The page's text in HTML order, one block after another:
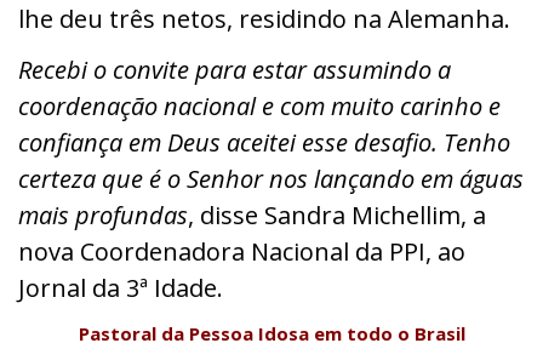
lhe deu três netos, residindo na Alemanha.
Recebi o convite para estar assumindo a
coordenação nacional e com muito carinho e
confiança em Deus aceitei esse desafio. Tenho
certeza que é o Senhor nos lançando em águas
mais profundas, disse Sandra Michellim, a
nova Coordenadora Nacional da PPI, ao
Jornal da 3ª Idade.
Pastoral da Pessoa Idosa em todo o Brasil